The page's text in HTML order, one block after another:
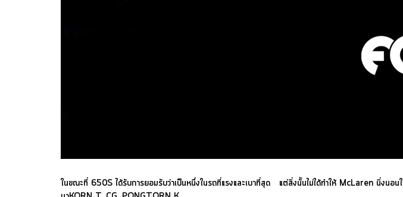
ในขณะที่ 650S ได้รับการยอมรับว่าเป็นหนึ่งในรถที่แรงและเบาที่สุด แต่สิ่งนั้นไม่ได้ทำให้ McLaren นิ่งนอ